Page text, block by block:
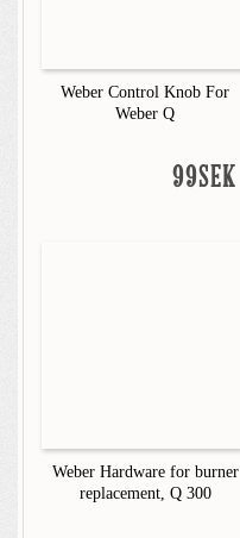
Weber Control Knob For
Weber Q
99SEK
Weber Hardware for burner
replacement, Q 300